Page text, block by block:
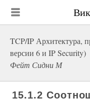
TCP/IP Архитектура,
версии 6 и IP Security)
Фейт Сидни М
15.1.2